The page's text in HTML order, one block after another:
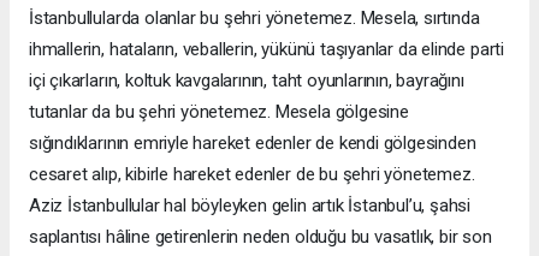
İstanbullularda olanlar bu şehri yönetemez. Mesela, sırtında
ihmallerin, hataların, veballerin, yükünü taşıyanlar da elinde parti
içi çıkarların, koltuk kavgalarının, taht oyunlarının, bayrağını
tutanlar da bu şehri yönetemez. Mesela gölgesine
sığındıklarının emriyle hareket edenler de kendi gölgesinden
cesaret alıp, kibirle hareket edenler de bu şehri yönetemez.
Aziz İstanbullular hal böyleyken gelin artık İstanbul’u, şahsi
saplantısı hâline getirenlerin neden olduğu bu vasatlık, bir son